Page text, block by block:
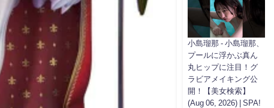
小島瑠那 - 小島瑠那、
プールに浮かぶ真ん
丸ヒップに注目！グ
ラビアメイキング公
開！【美女検索】
(Aug 06, 2026) | SPA!